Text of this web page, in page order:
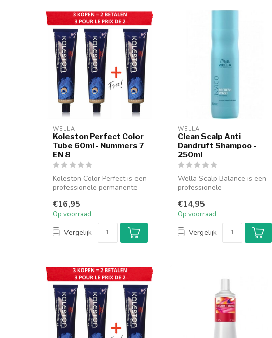
WELLA
Koleston Perfect Color
Tube 60ml - Nummers 7
EN 8
Koleston Color Perfect is een
professionele permanente
€16,95
Op voorraad
Vergelijk
WELLA
Clean Scalp Anti
Dandruft Shampoo -
250ml
Wella Scalp Balance is een
professionele
hoofdhuid ve...
€14,95
Op voorraad
Vergelijk